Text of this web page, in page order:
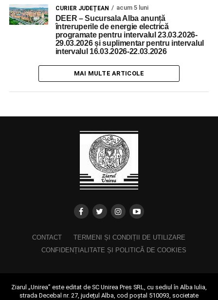
CURIER JUDEȚEAN acum 5 luni
DEER – Sucursala Alba anunță
întreruperile de energie electrică
programate pentru intervalul 23.03.2026-
29.03.2026 și suplimentar pentru intervalul
intervalul 16.03.2026-22.03.2026
MAI MULTE ARTICOLE
CONTACT
TERMENI ȘI CONDIȚII DE UTILIZARE
CONFIDENȚIALITATE ȘI POLITICĂ DE COOKIES
Ziarul „Unirea” este editat de SC Unirea Pres SRL, cu sediul în Alba Iulia,
strada Decebal nr. 27, județul Alba, cod poștal 510093, societate